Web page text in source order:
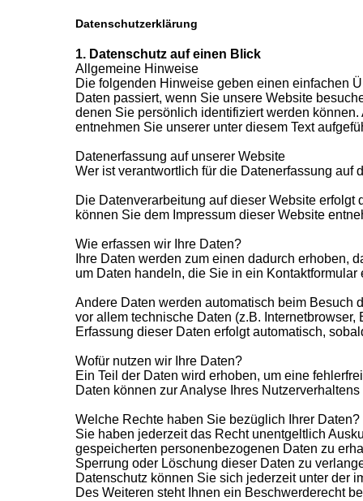
Datenschutzerklärung
1. Datenschutz auf einen Blick
Allgemeine Hinweise
Die folgenden Hinweise geben einen einfachen
Daten passiert, wenn Sie unsere Website
denen Sie persönlich identifiziert werden
entnehmen Sie unserer unter diesem Text
Datenerfassung auf unserer Website
Wer ist verantwortlich für die Datenerfassung auf
Die Datenverarbeitung auf dieser Website
können Sie dem Impressum dieser Website
Wie erfassen wir Ihre Daten?
Ihre Daten werden zum einen dadurch erhoben,
um Daten handeln, die Sie in ein Kontaktformular
Andere Daten werden automatisch beim Besuch
vor allem technische Daten (z.B.
Erfassung dieser Daten erfolgt automatisch,
Wofür nutzen wir Ihre Daten?
Ein Teil der Daten wird erhoben, um eine
Daten können zur Analyse Ihres
Welche Rechte haben Sie bezüglich Ihrer Daten?
Sie haben jederzeit das Recht unentgeltlich
gespeicherten personenbezogenen Daten zu
Sperrung oder Löschung dieser Daten zu
Datenschutz können Sie sich jederzeit unter der
Des Weiteren steht Ihnen ein Beschwerderecht